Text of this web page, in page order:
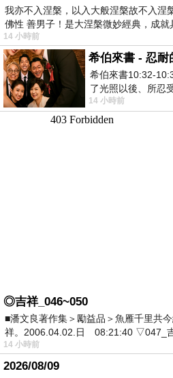
我亦不入涅槃，以入大般涅槃故不入涅
佛性 善男子！是大涅槃微妙經典，成
14 小時前
希伯來書 - 忍耐
希伯來書10:32-
了光照以後、所忍
面被毀謗、遭患難
14 小時前
◎吉祥_046~050
■潘文良著作集＞勵益品＞魚雁千里共
祥。2006.04.02.日 08:21:40 ▽047_
14 小時前
2026/08/09